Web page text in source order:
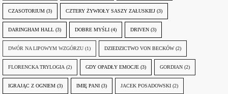
CZASOTORIUM (3) CZTERY ŻYWIOŁY SASZY ZAŁUSKIEJ (3)
DARINGHAM HALL (3) DOBRE MYŚLI (4) DRIVEN (3)
DWÓR NA LIPOWYM WZGÓRZU (1) DZIEDZICTWO VON BECKÓW (2)
FLORENCKA TRYLOGIA (2) GDY OPADŁY EMOCJE (3) GORDIAN (2)
IGRAJĄC Z OGNIEM (3) IMIĘ PANI (3) JACEK POSADOWSKI (2)